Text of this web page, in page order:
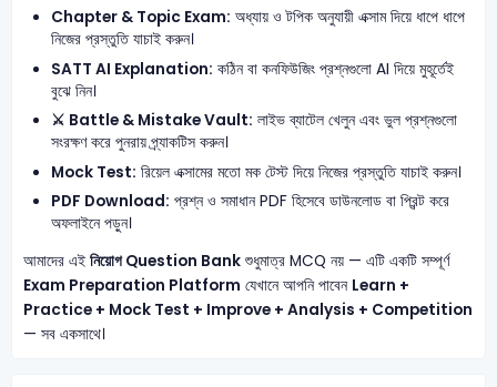
Chapter & Topic Exam: অধ্যায় ও টপিক অনুযায়ী এক্সাম দিয়ে ধাপে ধাপে
নিজের প্রস্তুতি যাচাই করুন।
SATT AI Explanation: কঠিন বা কনফিউজিং প্রশ্নগুলো AI দিয়ে মুহূর্তেই
বুঝে নিন।
⚔️ Battle & Mistake Vault: লাইভ ব্যাটেল খেলুন এবং ভুল প্রশ্নগুলো
সংরক্ষণ করে পুনরায় প্র্যাকটিস করুন।
Mock Test: রিয়েল এক্সামের মতো মক টেস্ট দিয়ে নিজের প্রস্তুতি যাচাই করুন।
PDF Download: প্রশ্ন ও সমাধান PDF হিসেবে ডাউনলোড বা প্রিন্ট করে
অফলাইনে পড়ুন।
আমাদের এই নিয়োগ Question Bankশুধুমাত্র MCQ নয় — এটি একটি সম্পূর্ণ
Exam Preparation Platform যেখানে আপনি পাবেন Learn +
Practice + Mock Test + Improve + Analysis + Competition
— সব একসাথে।